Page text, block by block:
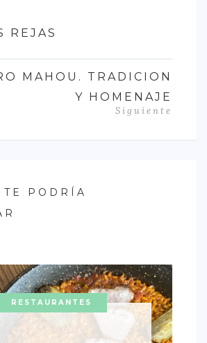
REJAS
MAHOU. TRADICION
Y HOMENAJE
Siguiente
PODRÍA
RESTAURANTES